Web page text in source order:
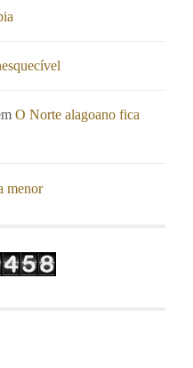
O Norte alagoano fica
menor